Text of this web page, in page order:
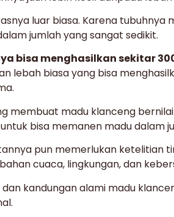
luar biasa. Karena tubuhnya
jumlah yang sangat sedikit.
bisa menghasilkan sekitar
lebah biasa yang bisa
membuat madu klanceng
bisa memanen madu dalam
pun memerlukan ketelitian
cuaca, lingkungan, dan
kandungan alami madu